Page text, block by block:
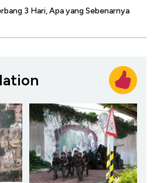
3 Hari, Apa yang Sebenarnya